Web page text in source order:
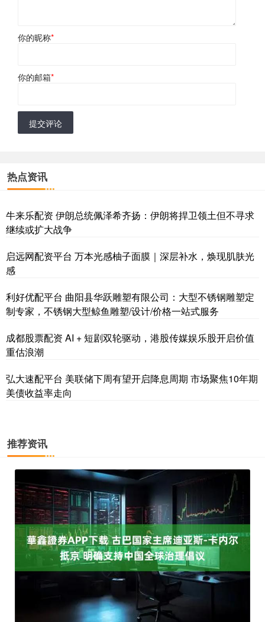
你的昵称*
你的邮箱*
提交评论
热点资讯
牛来乐配资 伊朗总统佩泽希齐扬：伊朗将捍卫领土但不寻求
继续或扩大战争
启远网配资平台 万本光感柚子面膜｜深层补水，焕现肌肤光
感
利好优配平台 曲阳县华跃雕塑有限公司：大型不锈钢雕塑定
制专家，不锈钢大型鲸鱼雕塑/设计/价格一站式服务
成都股票配资 AI + 短剧双轮驱动，港股传媒娱乐股开启价值
重估浪潮
弘大速配平台 美联储下周有望开启降息周期 市场聚焦10年期
美债收益率走向
推荐资讯